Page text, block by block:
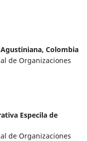
Colombia
de Organizaciones
Especila de
de Organizaciones